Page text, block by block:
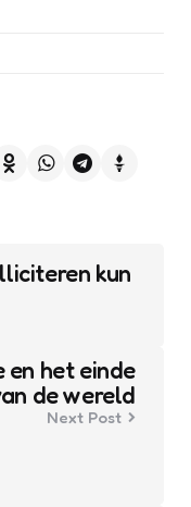
kun
en het einde
de wereld
Next Post